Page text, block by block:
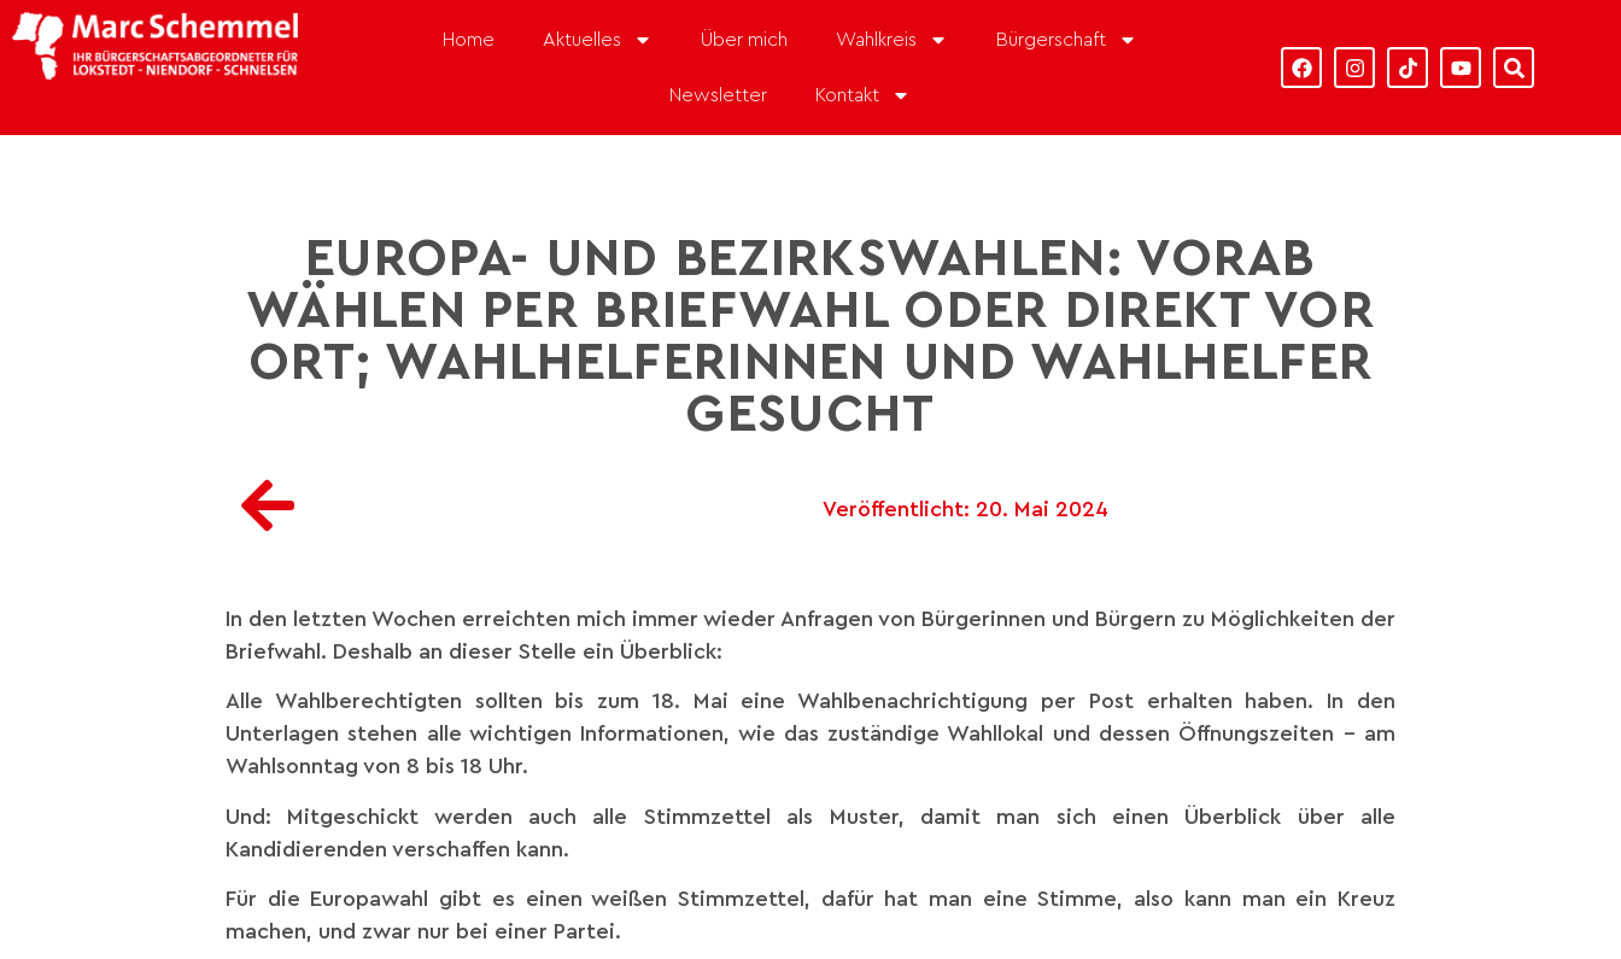
Home Aktuelles Über mich Wahlkreis Bürgerschaft
Newsletter Kontakt
EUROPA- UND BEZIRKSWAHLEN: VORAB
WÄHLEN PER BRIEFWAHL ODER DIREKT VOR
ORT; WAHLHELFERINNEN UND WAHLHELFER
GESUCHT
Veröffentlicht: 20. Mai 2024
In den letzten Wochen erreichten mich immer wieder Anfragen von Bürgerinnen und Bürgern zu Möglichkeiten der
Briefwahl. Deshalb an dieser Stelle ein Überblick:
Alle Wahlberechtigten sollten bis zum 18. Mai eine Wahlbenachrichtigung per Post erhalten haben. In den
Unterlagen stehen alle wichtigen Informationen, wie das zuständige Wahllokal und dessen Öffnungszeiten – am
Wahlsonntag von 8 bis 18 Uhr.
Und: Mitgeschickt werden auch alle Stimmzettel als Muster, damit man sich einen Überblick über alle
Kandidierenden verschaffen kann.
Für die Europawahl gibt es einen weißen Stimmzettel, dafür hat man eine Stimme, also kann man ein Kreuz
machen, und zwar nur bei einer Partei.